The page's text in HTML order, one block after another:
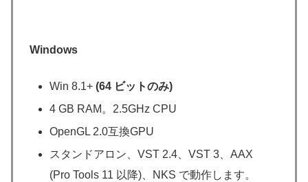
Windows
Win 8.1+(64 ビットのみ)
4 GB RAM。2.5GHz CPU
OpenGL 2.0互換GPU
スタンドアロン、VST 2.4、VST 3、AAX
(Pro Tools 11 以降)、NKS で動作します。